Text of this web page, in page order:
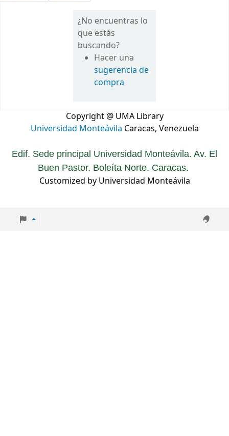
¿No encuentras lo
que estás
buscando?
Hacer una
sugerencia de
compra
Copyright @ UMA Library
Universidad Monteávila Caracas, Venezuela
Edif. Sede principal Universidad Monteávila. Av. El
Buen Pastor. Boleíta Norte. Caracas.
Customized by Universidad Monteávila